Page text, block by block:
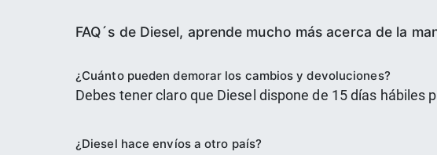
FAQ´s de Diesel, aprende mucho más acerca de la
¿Cuánto pueden demorar los cambios y devoluciones?
Debes tener claro que Diesel dispone de 15 días
¿Diesel hace envíos a otro país?